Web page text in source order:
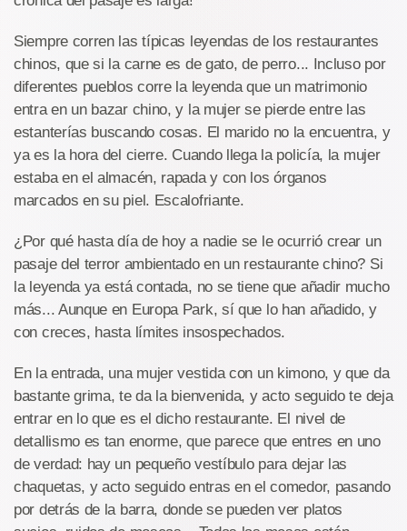
Siempre corren las típicas leyendas de los restaurantes
chinos, que si la carne es de gato, de perro... Incluso por
diferentes pueblos corre la leyenda que un matrimonio
entra en un bazar chino, y la mujer se pierde entre las
estanterías buscando cosas. El marido no la encuentra, y
ya es la hora del cierre. Cuando llega la policía, la mujer
estaba en el almacén, rapada y con los órganos
marcados en su piel. Escalofriante.
¿Por qué hasta día de hoy a nadie se le ocurrió crear un
pasaje del terror ambientado en un restaurante chino? Si
la leyenda ya está contada, no se tiene que añadir mucho
más... Aunque en Europa Park, sí que lo han añadido, y
con creces, hasta límites insospechados.
En la entrada, una mujer vestida con un kimono, y que da
bastante grima, te da la bienvenida, y acto seguido te deja
entrar en lo que es el dicho restaurante. El nivel de
detallismo es tan enorme, que parece que entres en uno
de verdad: hay un pequeño vestíbulo para dejar las
chaquetas, y acto seguido entras en el comedor, pasando
por detrás de la barra, donde se pueden ver platos